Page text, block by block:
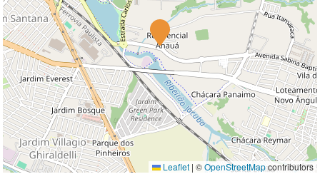
Leaflet | ©OpenStreetMapcontributors